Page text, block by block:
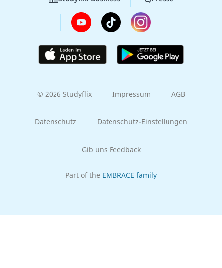
© 2026 Studyflix Impressum AGB
Datenschutz Datenschutz-Einstellungen
Gib uns Feedback
Part of the EMBRACE family